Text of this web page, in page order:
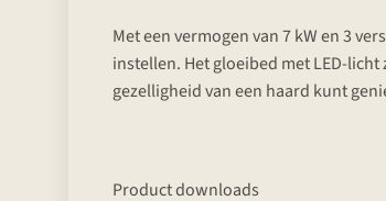
Met een vermogen van 7 kW en 3
instellen. Het gloeibed met LED-
gezelligheid van een haard kunt
Product downloads